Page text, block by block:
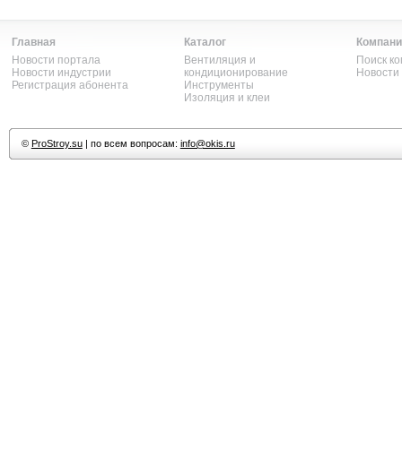
Главная
Новости портала
Новости индустрии
Регистрация абонента
Каталог
Вентиляция и
кондиционирование
Инструменты
Изоляция и клеи
Поиск
© ProStroy.su| по всем вопросам: info@okis.ru